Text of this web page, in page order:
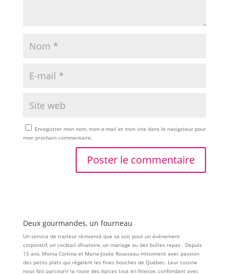
Enregistrer mon nom, mon e-mail et mon site dans le navigateur pour
mon prochain commentaire.
Deux gourmandes, un fourneau
Un service de traiteur réinventé que se soit pour un événement
corporatif, un cocktail dînatoire, un mariage ou des boîtes repas . Depuis
15 ans, Monia Cortina et Marie-Josée Rousseau mitonnent avec passion
des petits plats qui régalent les fines bouches de Québec. Leur cuisine
nous fait parcourir la route des épices tout en finesse, confondant avec